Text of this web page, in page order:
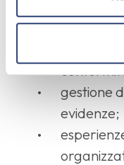
gestione
evidenze;